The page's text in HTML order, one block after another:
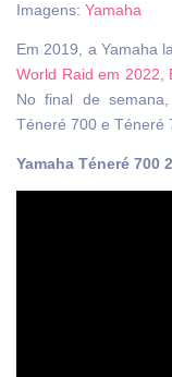
Imagens: Yamaha
Em 2019, a Yamaha
World Raid em 2022,
No final de
Téneré 700 e Téneré
Yamaha Téneré 700